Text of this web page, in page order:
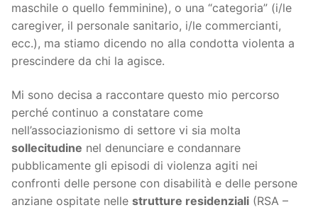
maschile o quello femminine), o una “categoria” (i/le
caregiver, il personale sanitario, i/le commercianti,
ecc.), ma stiamo dicendo no alla condotta violenta a
prescindere da chi la agisce.
Mi sono decisa a raccontare questo mio percorso
perché continuo a constatare come
nell’associazionismo di settore vi sia molta
sollecitudine nel denunciare e condannare
pubblicamente gli episodi di violenza agiti nei
confronti delle persone con disabilità e delle persone
anziane ospitate nelle strutture residenziali (RSA –